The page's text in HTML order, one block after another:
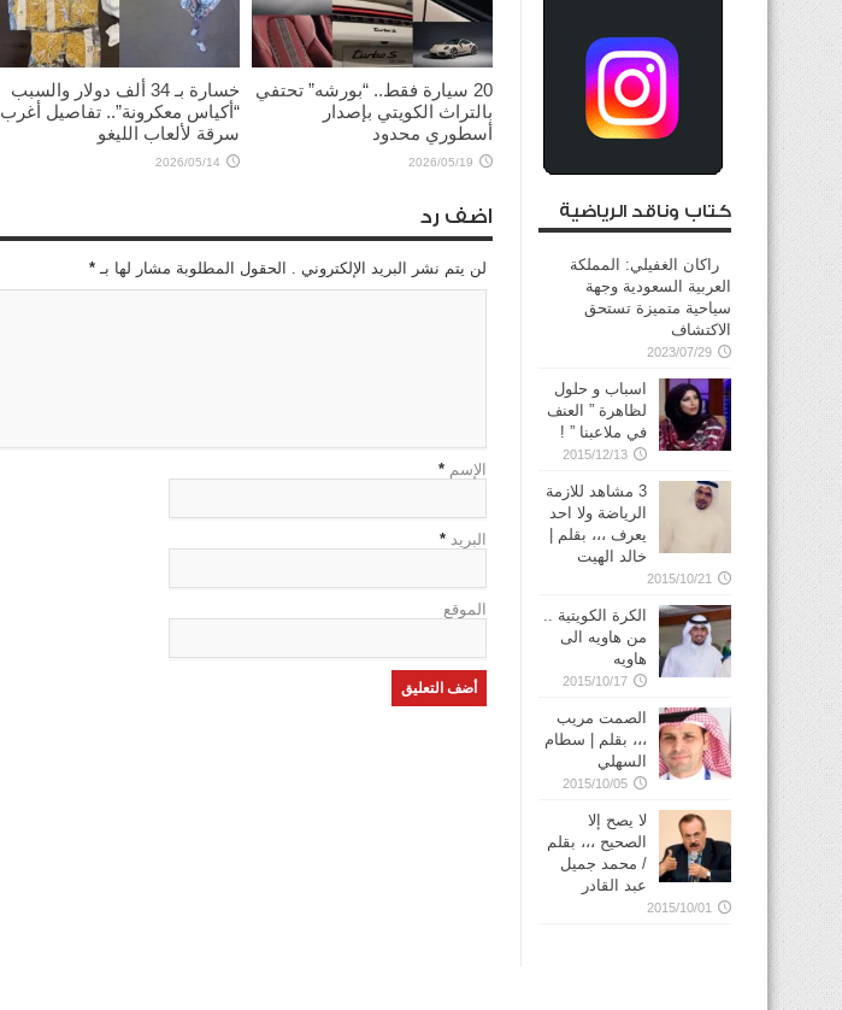
20 سيارة فقط.. “بورشه” تحتفي
بالتراث الكويتي بإصدار
أسطوري محدود
2026/05/19
خسارة بـ 34 ألف دولار والسبب
“أكياس معكرونة”.. تفاصيل أغرب
سرقة لألعاب الليغو
2026/05/14
اضف رد
لن يتم نشر البريد الإلكتروني . الحقول المطلوبة مشار لها بـ *
الإسم *
البريد *
الموقع
كتاب وناقد الرياضية
راكان الغفيلي: المملكة
العربية السعودية وجهة
سياحية متميزة تستحق
الاكتشاف
2023/07/29
اسباب و حلول
لظاهرة ” العنف
في ملاعبنا ” !
2015/12/13
3 مشاهد للازمة
الرياضة ولا احد
يعرف ،،، بقلم |
خالد الهيت
2015/10/21
الكرة الكويتية ..
من هاويه الى
هاويه
2015/10/17
الصمت مريب
،،، بقلم | سطام
السهلي
2015/10/05
لا يصح إلا
الصحيح ،،، بقلم
/ محمد جميل
عبد القادر
2015/10/01